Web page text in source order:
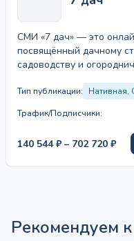
СМИ «7 дач» — это
посвящённый дачному
садоводству и
контент, включая
Тип публикации:
Нативная,
Трафик/Подписчики:
140 544₽ – 702 720 ₽
140
Рекомендуем